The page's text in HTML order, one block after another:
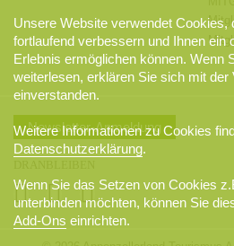
Newsletter-Anmeldung
Unsere Website verwendet Cookies,
fortlaufend verbessern und Ihnen ein
Erlebnis ermöglichen können. Wenn
weiterlesen, erklären Sie sich mit der
einverstanden.
Weitere Informationen zu Cookies
Datenschutzerklärung.
Wenn Sie das Setzen von Cookies
unterbinden möchten, können Sie
Add-Ons einrichten.